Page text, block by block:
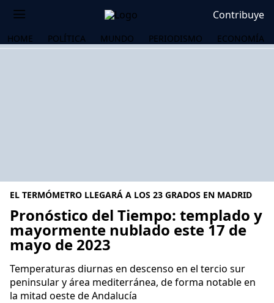
Contribuye
HOME POLÍTICA MUNDO PERIODISMO ECONOMÍA
EL TERMÓMETRO LLEGARÁ A LOS 23 GRADOS EN MADRID
Pronóstico del Tiempo: templado y
mayormente nublado este 17 de
mayo de 2023
Temperaturas diurnas en descenso en el tercio sur
peninsular y área mediterránea, de forma notable en
la mitad oeste de Andalucía